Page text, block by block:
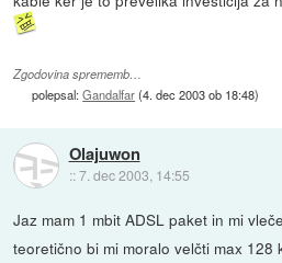
Zgodovina sprememb…
polepsal:Gandalfar(4. dec 2003 ob 18:48)
Olajuwon
::7. dec 2003, 14:55
Jaz mam 1 mbit ADSL paket in mi
teoretično bi mi moralo velčti max 128